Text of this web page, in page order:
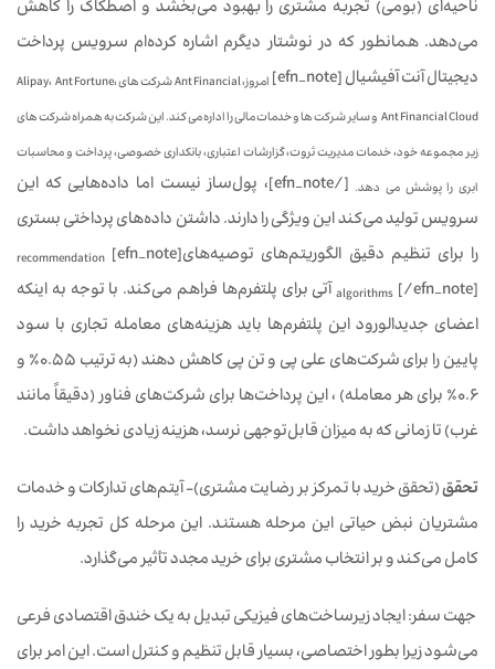
ناحیه‌ای (بومی) تجربه مشتری را بهبود می‌بخشد و اصطکاک را کاهش
می‌دهد. همانطور که در نوشتار دیگرم اشاره کرده‌ام سرویس پرداخت
دیجیتال آنت آفیشیال [efn_note]
امروز، Ant Financial شرکت های Alipay، Ant Fortune،
Ant Financial Cloud و سایر شرکت ها و خدمات مالی را اداره می کند. این شرکت به همراه شرکت های
زیر مجموعه خود، خدمات مدیریت ثروت، گزارشات اعتباری، بانکداری خصوصی، پرداخت و محاسبات
ابری را پوشش می دهد.
[/efn_note]، پول‌ساز نیست اما داده‌هایی که این
سرویس تولید می‌کند این ویژگی را دارند. داشتن داده‌های پرداختی بستری
را برای تنظیم دقیق الگوریتم‌های توصیه‌های[efn_note]
recommendation
algorithms[/efn_note] آتی برای پلتفرم‌ها فراهم می‌کند. با توجه به اینکه
اعضای جدیدالورود این پلتفرم‌ها باید هزینه‌های معامله تجاری با سود
پایین را برای شرکت‌های علی پی و تن پی کاهش دهند (به ترتیب 0.55٪ و
0.6٪ برای هر معامله) ، این پرداخت‌ها برای شرکت‌های فناور (دقیقاً مانند
غرب) تا زمانی که به میزان قابل‌توجهی نرسد، هزینه زیادی نخواهد داشت.
تحقق(تحقق خرید با تمرکز بر رضایت مشتری)- آیتم‌های تدارکات و خدمات
مشتریان نبض حیاتی این مرحله هستند. این مرحله کل تجربه خرید را
کامل می‌کند و بر انتخاب مشتری برای خرید مجدد تأثیر می‌گذارد.
جهت سفر: ایجاد زیرساخت‌های فیزیکی تبدیل به یک خندق اقتصادی فرعی
می‌شود زیرا بطور اختصاصی، بسیار قابل تنظیم و کنترل است. این امر برای